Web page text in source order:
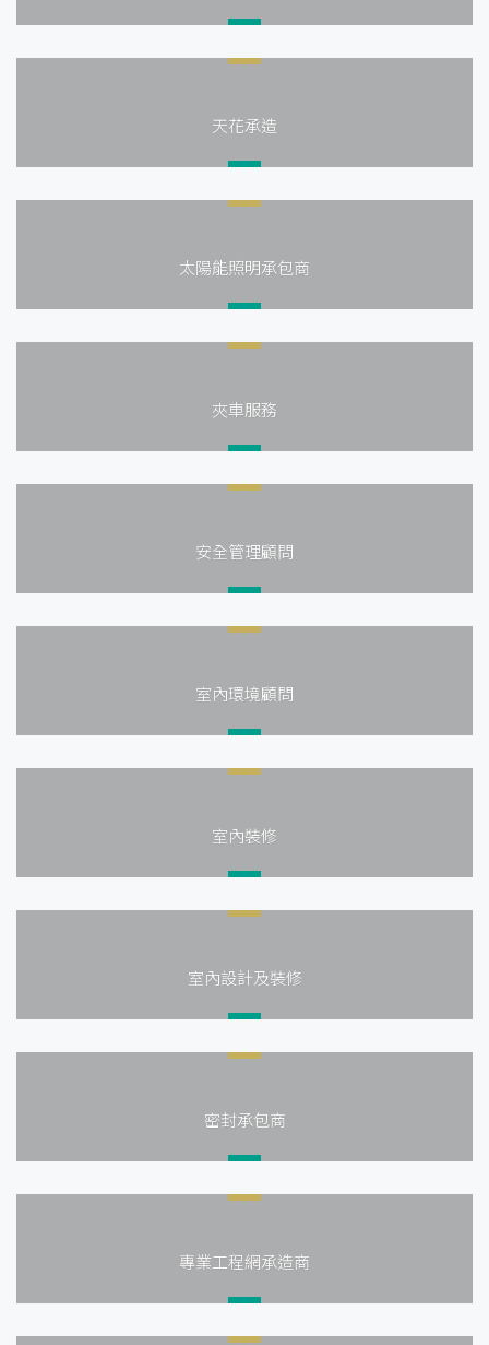
天花承造
太陽能照明承包商
夾車服務
安全管理顧問
室內環境顧問
室內裝修
室內設計及裝修
密封承包商
專業工程網承造商